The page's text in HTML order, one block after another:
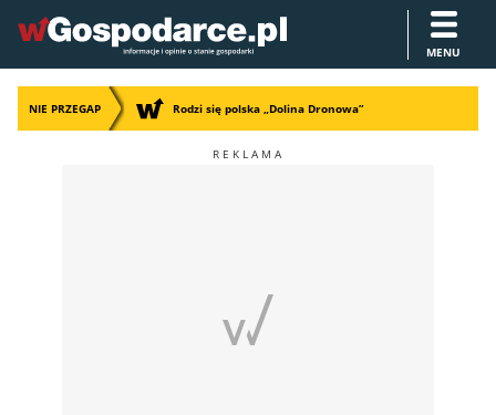
MENU
NIE PRZEGAP Rodzi się polska „Dolina Dronowa”